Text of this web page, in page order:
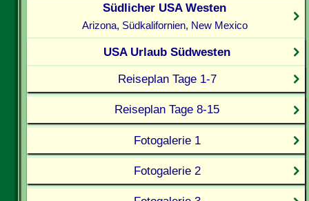
Südlicher USA Westen
Arizona, Südkalifornien, New Mexico
USA Urlaub Südwesten
Reiseplan Tage 1-7
Reiseplan Tage 8-15
Fotogalerie 1
Fotogalerie 2